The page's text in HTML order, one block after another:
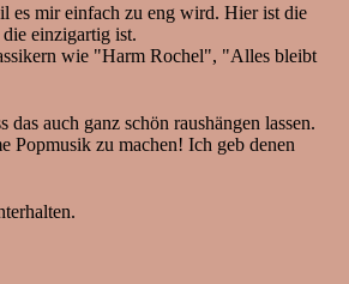
es mir einfach zu eng wird. Hier ist die
einzigartig ist.
wie "Harm Rochel", "Alles bleibt
auch ganz schön raushängen lassen.
Popmusik zu machen! Ich geb denen